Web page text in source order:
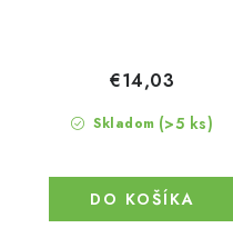
Skladom (>5 ks)
€14,03
DO KOŠÍKA